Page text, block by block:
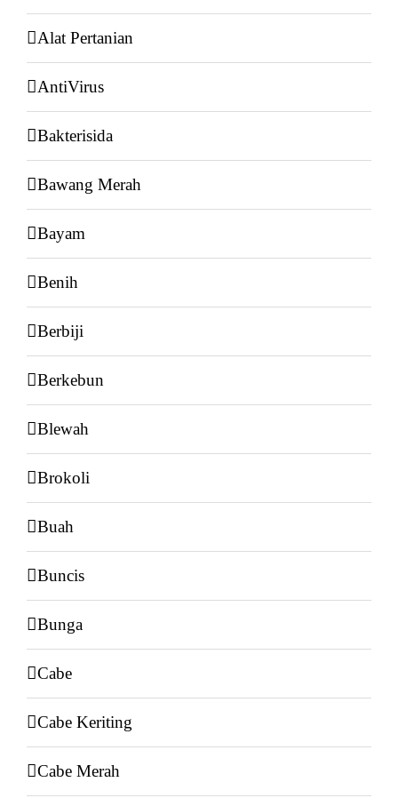
Alat Pertanian
AntiVirus
Bakterisida
Bawang Merah
Bayam
Benih
Berbiji
Berkebun
Blewah
Brokoli
Buah
Buncis
Bunga
Cabe
Cabe Keriting
Cabe Merah